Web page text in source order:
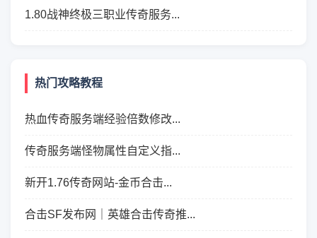
1.80战神终极三职业传奇服务...
热门攻略教程
热血传奇服务端经验倍数修改...
传奇服务端怪物属性自定义指...
新开1.76传奇网站-金币合击...
合击SF发布网｜英雄合击传奇推...